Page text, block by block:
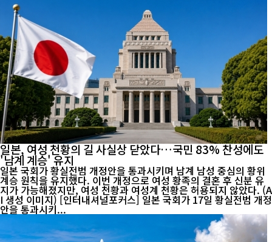
일본, 여성 천황의 길 사실상 닫았다…국민 83% 찬성에도
'남계 계승' 유지
일본 국회가 황실전범 개정안을 통과시키며 남계 남성 중심의 황위
계승 원칙을 유지했다. 이번 개정으로 여성 황족의 결혼 후 신분 유
지가 가능해졌지만, 여성 천황과 여성계 천황은 허용되지 않았다. (A
I 생성 이미지) [인터내셔널포커스] 일본 국회가 17일 황실전범 개정
안을 통과시키...